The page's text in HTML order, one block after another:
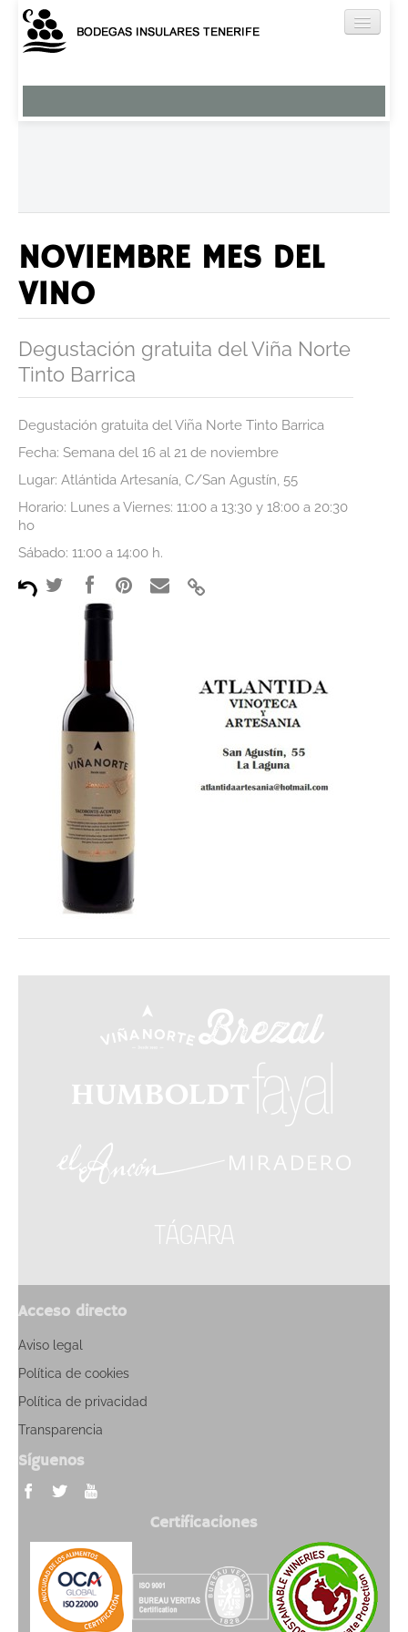
Viña Norte
Humboldt
Aguardientes y licores
Vermut
Bodega
Enoturismo
Premios
Contacto
Corporativa
Tienda Online
NOVIEMBRE MES DEL
VINO
Degustación gratuita del Viña Norte
Tinto Barrica
Degustación gratuita del Viña Norte Tinto Barrica
Fecha: Semana del 16 al 21 de noviembre
Lugar: Atlántida Artesanía, C/San Agustín, 55
Horario: Lunes a Viernes: 11:00 a 13:30 y 18:00 a 20:30
ho
Sábado: 11:00 a 14:00 h.
Acceso directo
Aviso legal
Política de cookies
Política de privacidad
Transparencia
Síguenos
Certificaciones